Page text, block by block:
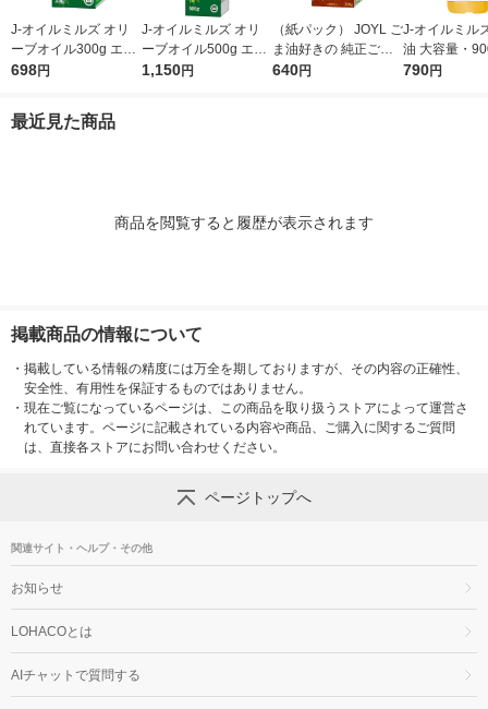
J-オイルミルズ オリ
ーブオイル300g エキ
ストラバージン スペ
L
698円
J-オイルミルズ オリ
ーブオイル500g エキ
ストラバージン スペ
1,150円
（紙パック） JOYL ご
ま油好きの 純正ごま
油 300g 1本 味の素 J-
640円
J-オイルミル
油 大容量・
ト 1本 JOYL
790円
最近見た商品
商品を閲覧すると履歴が表示されます
掲載商品の情報について
・ 掲載している情報の精度には万全を期しておりますが、その内容の正確性、
安全性、有用性を保証するものではありません。
・ 現在ご覧になっているページは、この商品を取り扱うストアによって運営さ
れています。ページに記載されている内容や商品、ご購入に関するご質問
は、直接各ストアにお問い合わせください。
ページトップへ
関連サイト・ヘルプ・その他
お知らせ
LOHACOとは
AIチャットで質問する